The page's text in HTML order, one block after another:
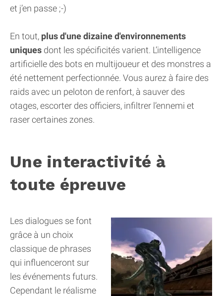
et j’en passe ;-)
En tout, plus d'une dizaine d'environnements
uniques dont les spécificités varient. L’intelligence
artificielle des bots en multijoueur et des monstres a
été nettement perfectionnée. Vous aurez à faire des
raids avec un peloton de renfort, à sauver des
otages, escorter des officiers, infiltrer l’ennemi et
raser certaines zones.
Une interactivité à
toute épreuve
Les dialogues se font
grâce à un choix
classique de phrases
qui influenceront sur
les événements futurs.
Cependant le réalisme